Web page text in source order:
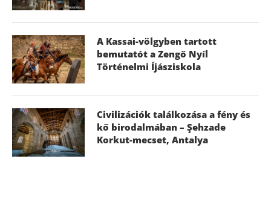
A Kassai-völgyben tartott
bemutatót a Zengő Nyíl
Történelmi Íjásziskola
Civilizációk találkozása a fény és
kő birodalmában – Şehzade
Korkut-mecset, Antalya